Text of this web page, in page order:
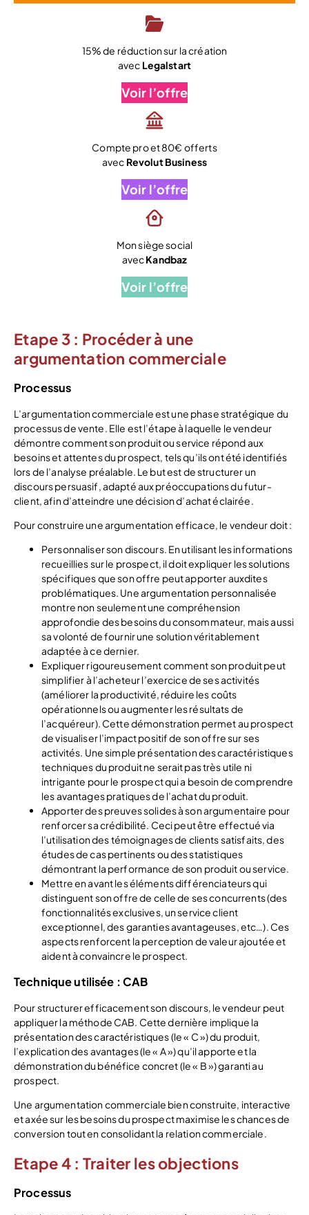
15% de réduction sur la création
avec Legalstart
Voir l’offre
Compte pro et 80€ offerts
avec Revolut Business
Voir l’offre
Mon siège social
avecKandbaz
Voir l’offre
Etape 3 : Procéder à une
argumentation commerciale
Processus
L’argumentation commerciale est une phase stratégique du
processus de vente. Elle est l’étape à laquelle le vendeur
démontre comment son produit ou service répond aux
besoins et attentes du prospect, tels qu’ils ont été identifiés
lors de l’analyse préalable. Le but est de structurer un
discours persuasif, adapté aux préoccupations du futur-
client, afin d’atteindre une décision d’achat éclairée.
Pour construire une argumentation efficace, le vendeur doit :
Personnaliser son discours. En utilisant les informations
recueillies sur le prospect, il doit expliquer les solutions
spécifiques que son offre peut apporter auxdites
problématiques. Une argumentation personnalisée
montre non seulement une compréhension
approfondie des besoins du consommateur, mais aussi
sa volonté de fournir une solution véritablement
adaptée à ce dernier.
Expliquer rigoureusement comment son produit peut
simplifier à l’acheteur l’exercice de ses activités
(améliorer la productivité, réduire les coûts
opérationnels ou augmenter les résultats de
l’acquéreur). Cette démonstration permet au prospect
de visualiser l’impact positif de son offre sur ses
activités. Une simple présentation des caractéristiques
techniques du produit ne serait pas très utile ni
intrigante pour le prospect qui a besoin de comprendre
les avantages pratiques de l’achat du produit.
Apporter des preuves solides à son argumentaire pour
renforcer sa crédibilité. Ceci peut être effectué via
l’utilisation des témoignages de clients satisfaits, des
études de cas pertinents ou des statistiques
démontrant la performance de son produit ou service.
Mettre en avant les éléments différenciateurs qui
distinguent son offre de celle de ses concurrents (des
fonctionnalités exclusives, un service client
exceptionnel, des garanties avantageuses, etc…). Ces
aspects renforcent la perception de valeur ajoutée et
aident à convaincre le prospect.
Technique utilisée : CAB
Pour structurer efficacement son discours, le vendeur peut
appliquer la méthode CAB. Cette dernière implique la
présentation des caractéristiques (le « C ») du produit,
l’explication des avantages (le « A ») qu’il apporte et la
démonstration du bénéfice concret (le « B ») garanti au
prospect.
Une argumentation commerciale bien construite, interactive
et axée sur les besoins du prospect maximise les chances de
conversion tout en consolidant la relation commerciale.
Etape 4 : Traiter les objections
Processus